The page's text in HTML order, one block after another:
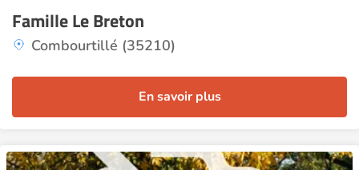
Famille Le Breton
Combourtillé (35210)
En savoir plus